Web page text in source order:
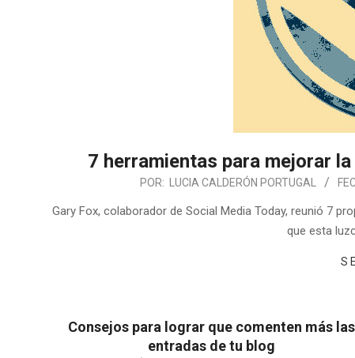
7 herramientas para mejorar
POR: LUCIA CALDERÓN PORTUGAL
Gary Fox, colaborador de Social Media Today, reunió 7
que esta
Consejos para lograr que comenten más las
entradas de tu blog